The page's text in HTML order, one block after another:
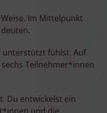
Im Mittelpunkt
unterstützt fühlst. Auf
Teilnehmer*innen
Du entwickelst ein
und die